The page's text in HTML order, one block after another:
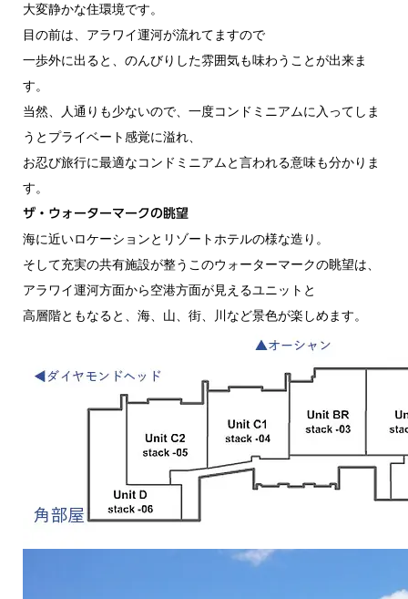
大変静かな住環境です。
目の前は、アラワイ運河が流れてますので
一歩外に出ると、のんびりした雰囲気も味わうことが出来ま
す。
当然、人通りも少ないので、一度コンドミニアムに入ってしま
うとプライベート感覚に溢れ、
お忍び旅行に最適なコンドミニアムと言われる意味も分かりま
す。
ザ・ウォーターマークの眺望
海に近いロケーションとリゾートホテルの様な造り。
そして充実の共有施設が整うこのウォーターマークの眺望は、
アラワイ運河方面から空港方面が見えるユニットと
高層階ともなると、海、山、街、川など景色が楽しめます。